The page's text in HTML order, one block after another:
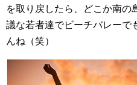
を取り戻したら、どこか南の
議な若者達でビーチバレーで
んね（笑）